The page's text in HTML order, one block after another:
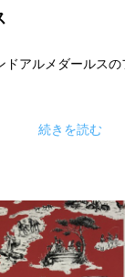
ドアルメダールス
続きを読む